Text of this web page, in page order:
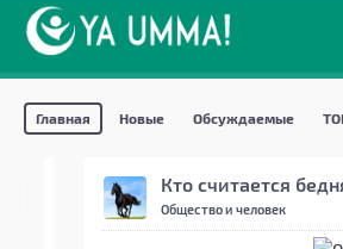
Главная Новые Обсуждаемые
Кто считается
Общество и человек